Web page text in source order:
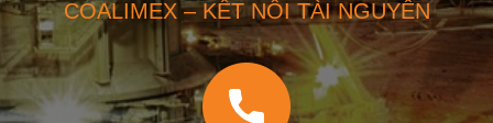
COALIMEX – KẾT NỐI TÀI NGUYÊN